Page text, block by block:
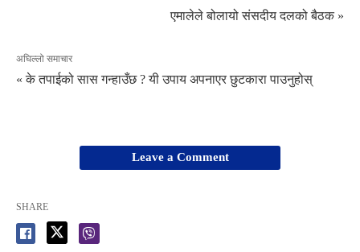
एमालेले बोलायो संसदीय दलको बैठक »
अघिल्लो समाचार
« के तपाईको सास गन्हाउँछ ? यी उपाय अपनाएर छुटकारा पाउनुहोस्
Leave a Comment
SHARE